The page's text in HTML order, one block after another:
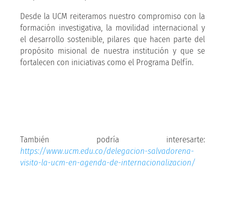
Desde la UCM reiteramos nuestro compromiso con la
formación investigativa, la movilidad internacional y
el desarrollo sostenible, pilares que hacen parte del
propósito misional de nuestra institución y que se
fortalecen con iniciativas como el Programa Delfín.
También podría interesarte:
https://www.ucm.edu.co/delegacion-salvadorena-
visito-la-ucm-en-agenda-de-internacionalizacion/